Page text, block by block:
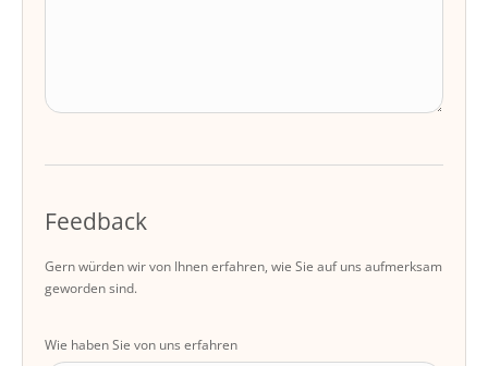
Feedback
Gern würden wir von Ihnen erfahren, wie Sie auf uns aufmerksam
geworden sind.
Wie haben Sie von uns erfahren